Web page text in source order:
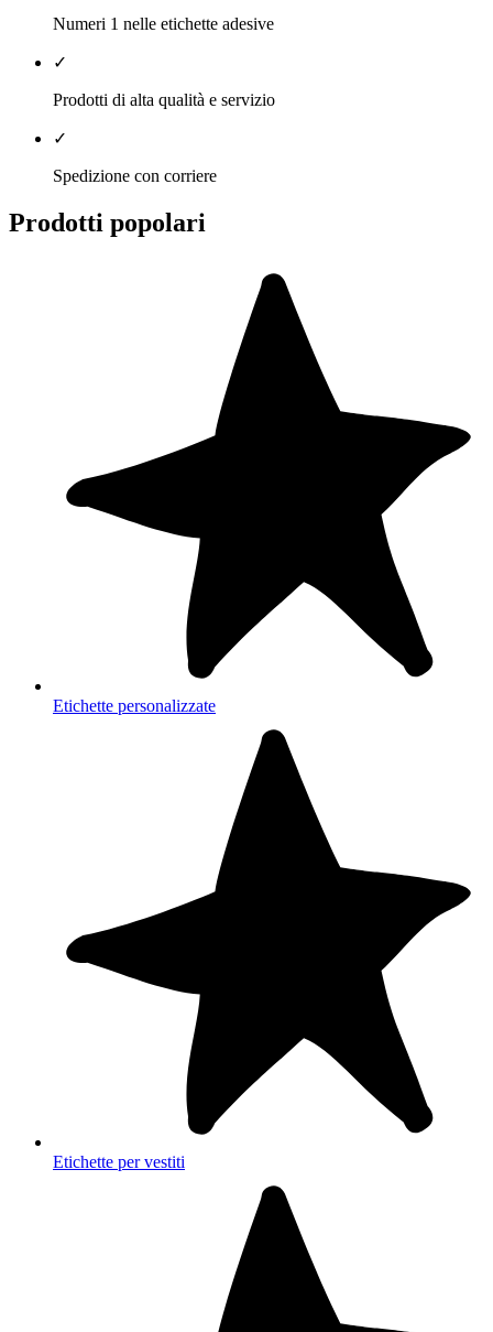
Numeri 1 nelle etichette adesive
✓
Prodotti di alta qualità e servizio
✓
Spedizione con corriere
Prodotti popolari
Etichette personalizzate
Etichette per vestiti